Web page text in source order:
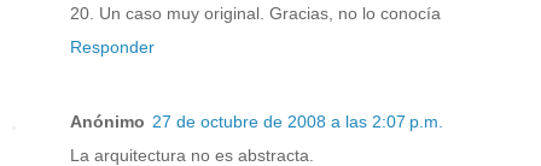
20. Un caso muy original. Gracias, no lo conocía
Responder
Anónimo 27 de octubre de 2008 a las 2:07 p.m.
La arquitectura no es abstracta.